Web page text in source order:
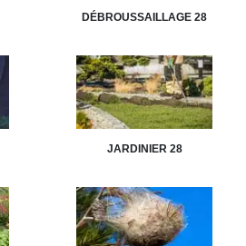
DÉBROUSSAILLAGE 28
JARDINIER 28